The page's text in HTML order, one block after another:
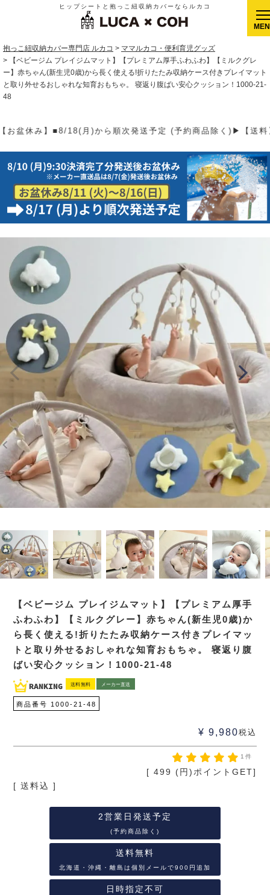
ヒップシートと抱っこ紐収納カバーならルカコ
抱っこ紐収納カバー専門店 ルカコ
ママルカコ・便利育児グッズ
【ベビージム プレイジムマット】【プレミアム厚手ふわふわ】【ミルクグレ
ー】赤ちゃん(新生児0歳)から長く使える!折りたたみ収納ケース付きプレイマット
と取り外せるおしゃれな知育おもちゃ。 寝返り腹ばい安心クッション！1000-21-
48
く)▶【送料】ゆうパケット400円(全国一律)、ゆうパック
【ベビージム プレイジムマット】【プレミアム厚手
ふわふわ】【ミルクグレー】赤ちゃん(新生児0歳)か
ら長く使える!折りたたみ収納ケース付きプレイマッ
トと取り外せるおしゃれな知育おもちゃ。 寝返り腹
ばい安心クッション！1000-21-48
送料無料 メーカー直送
商品番号 1000-21-48
¥ 9,980税込
1件
[ 499
(円)ポイントGET]
送料込
2営業日発送予定
(予約商品除く)
送料無料
北海道・沖縄・離島は個別メールで900円追加
日時指定不可